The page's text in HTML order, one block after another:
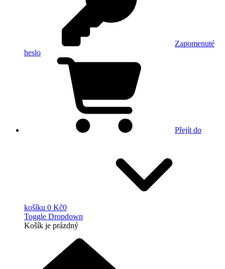
Zapomenuté
heslo
Přejít do
košíku 0 Kč0
Toggle Dropdown
Košík je prázdný